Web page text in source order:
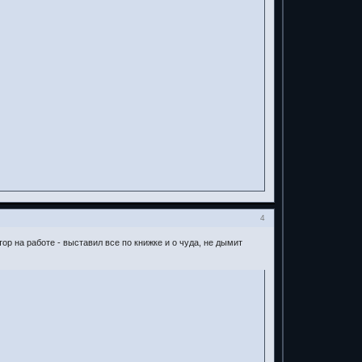
4
на работе - выставил все по книжке и о чуда, не дымит